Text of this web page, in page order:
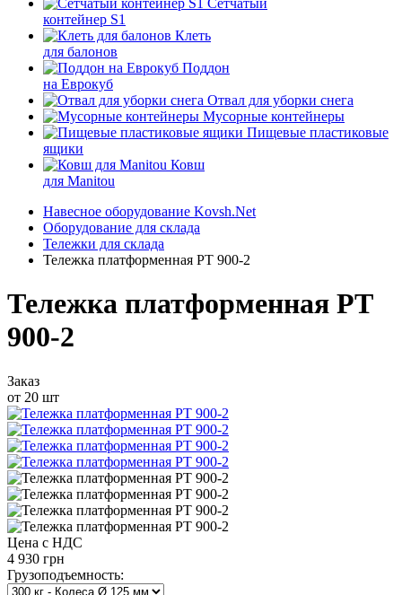
Сетчатый
контейнер S1
Клеть
для балонов
Поддон
на Еврокуб
Отвал для уборки снега
Мусорные контейнеры
Пищевые пластиковые
ящики
Ковш
для Manitou
Навесное оборудование Kovsh.Net
Оборудование для склада
Тележки для склада
Тележка платформенная PT 900-2
Тележка платформенная PT
900-2
Заказ
от 20 шт
Цена с НДС
4 930 грн
Грузоподъемность: